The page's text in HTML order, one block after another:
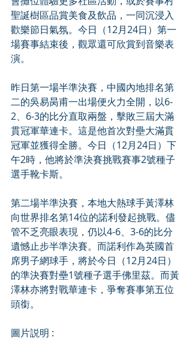
聖誕樹區品賞美食及飲品，一同沉浸入
歡樂節日氣氛。今日（12月24日）第一
場賽事結束後，觀眾還可欣賞到音樂表
演。
昨日第一場半準決賽，中國內地排名第
二的吳易昺甫一出場便火力全開，以6-
2、6-3的比分直取兩盤，擊敗三屆大滿
貫冠軍華連卡。這是他首次對壘大滿貫
冠軍並獲得全勝。今日（12月24日）下
午2時，他將於準決賽挑戰賽事2號種子
選手靴卡斯。
第二場半準決賽，本地大熱球手黃澤林
向世界排名第14位的諾利發起挑戰。儘
管不乏亮眼表現，仍以4-6、3-6的比分
遺憾止步半準決賽。而諾利作為英國首
席男子網球手，將於今日（12月24日）
的準決賽對壘1號種子選手佛里茲。而黃
澤林亦將對戰華連卡，爭奪賽事第五位
頭銜。
圖片説明 :